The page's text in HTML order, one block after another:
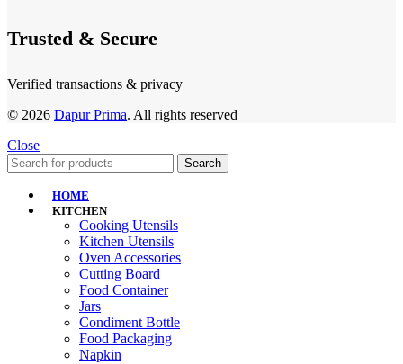
Trusted & Secure
Verified transactions & privacy
© 2026 Dapur Prima. All rights reserved
Close
Search
HOME
KITCHEN
Cooking Utensils
Kitchen Utensils
Oven Accessories
Cutting Board
Food Container
Jars
Condiment Bottle
Food Packaging
Napkin